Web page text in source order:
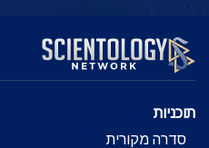
צפה
תוכניות
סדרה מקורית